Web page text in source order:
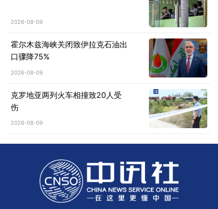
2026-08-09
霍尔木兹海峡关闭致伊拉克石油出
口骤降75%
2026-08-09
克罗地亚两列火车相撞致20人受
伤
2026-08-09